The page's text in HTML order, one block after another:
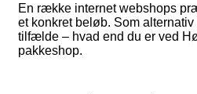
En række internet webshops
et konkret beløb. Som
tilfælde – hvad end du er ved
pakkeshop.